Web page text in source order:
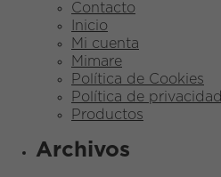
Contacto
Inicio
Mi cuenta
Mimare
Política de Cookies
Política de privacidad
Productos
Archivos